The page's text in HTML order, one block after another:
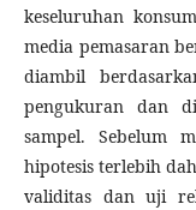
keseluruhan
media pemasaran
diambil
pengukuran dan
sampel. Sebelum
hipotesis terlebih
validitas dan uji